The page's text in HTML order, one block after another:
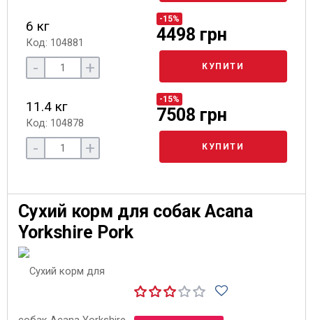
6 кг
Код: 104881
-15%
4498 грн
- + КУПИТИ
11.4 кг
Код: 104878
-15%
7508 грн
- + КУПИТИ
Сухий корм для собак Acana
Yorkshire Pork